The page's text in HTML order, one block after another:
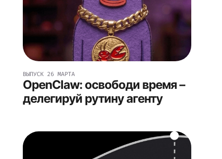
ВЫПУСК 26 МАРТА
OpenClaw: освободи время –
делегируй рутину агенту